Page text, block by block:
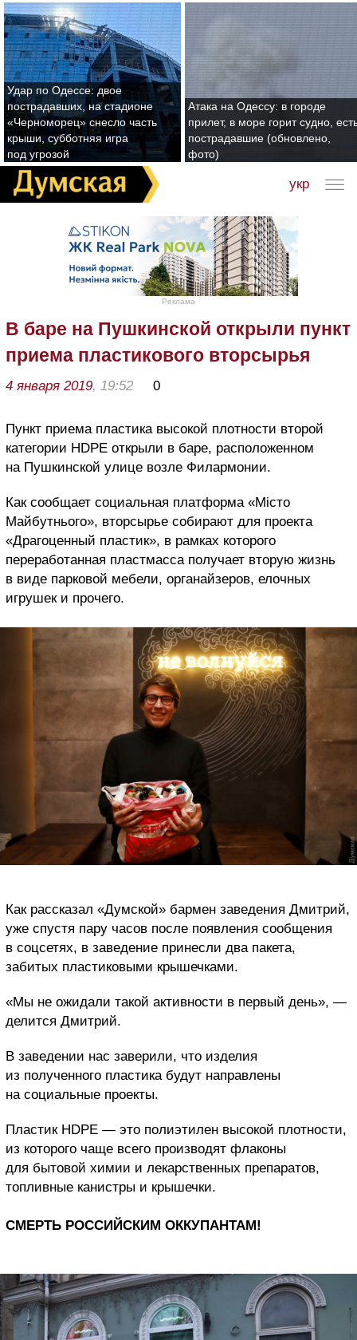
Удар по Одессе: двое
пострадавших, на стадионе
«Черноморец» снесло часть
крыши, субботняя игра
под угрозой
Атака на Одессу: в городе
прилет, в море горит судно,
пострадавшие (обновлено,
фото)
укр
Реклама
В баре на Пушкинской открыли пункт
приема пластикового вторсырья
4 января 2019, 19:52 0
Пункт приема пластика высокой плотности второй
категории HDPE открыли в баре, расположенном
на Пушкинской улице возле Филармонии.
Как сообщает социальная платформа «Місто
Майбутнього», вторсырье собирают для проекта
«Драгоценный пластик», в рамках которого
переработанная пластмасса получает вторую жизнь
в виде парковой мебели, органайзеров, елочных
игрушек и прочего.
Как рассказал «Думской» бармен заведения Дмитрий,
уже спустя пару часов после появления сообщения
в соцсетях, в заведение принесли два пакета,
забитых пластиковыми крышечками.
«Мы не ожидали такой активности в первый день», —
делится Дмитрий.
В заведении нас заверили, что изделия
из полученного пластика будут направлены
на социальные проекты.
Пластик HDPE — это полиэтилен высокой плотности,
из которого чаще всего производят флаконы
для бытовой химии и лекарственных препаратов,
топливные канистры и крышечки.
СМЕРТЬ РОССИЙСКИМ ОККУПАНТАМ!